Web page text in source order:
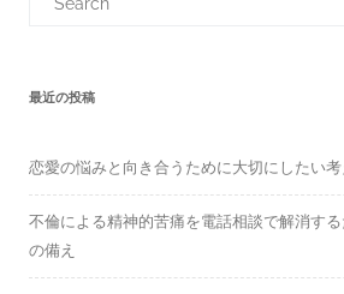
f
o
最近の投稿
恋愛の悩みと向き合うために大切にしたい
不倫による精神的苦痛を電話相談で解消す
の備え